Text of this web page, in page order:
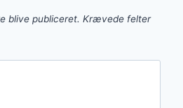
blive publiceret. Krævede felter